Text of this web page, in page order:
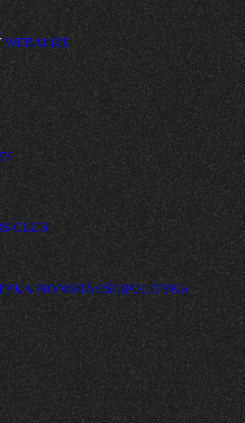
WEBALIZE
CLUB
PRYWATNOŚCIPOLITYKA